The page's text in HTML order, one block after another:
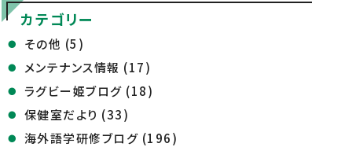
カテゴリー
その他 (5)
メンテナンス情報 (17)
ラグビー姫ブログ (18)
保健室だより (33)
海外語学研修ブログ (196)